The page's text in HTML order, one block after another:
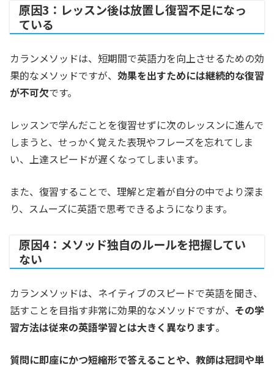
原因3：レッスン後は放置し復習不足になっ
ている
カランメソッドは、短期間で英語力を向上させるための効
果的なメソッドですが、 効果を出すためには継続的な復習
が不可欠です。
レッスンで学んだことを復習せずに次のレッスンに進んで
しまうと、せっかく覚えた表現やフレーズを忘れてしま
い、上達スピードが遅くなってしまいます。
また、復習することで、理解と定着が自分の中でより深ま
り、スムーズに英語で思考できるようになります。
原因4：メソッド独自のルールを把握してい
ない
カランメソッドは、ネイティブのスピードで英語を聞き、
話すことを目指す非常に効果的なメソッドですが、 その学
習方法は従来の英語学習とは大きく異なります。
質問に即座にかつ短縮形で答えることや、教師は冠詞や単